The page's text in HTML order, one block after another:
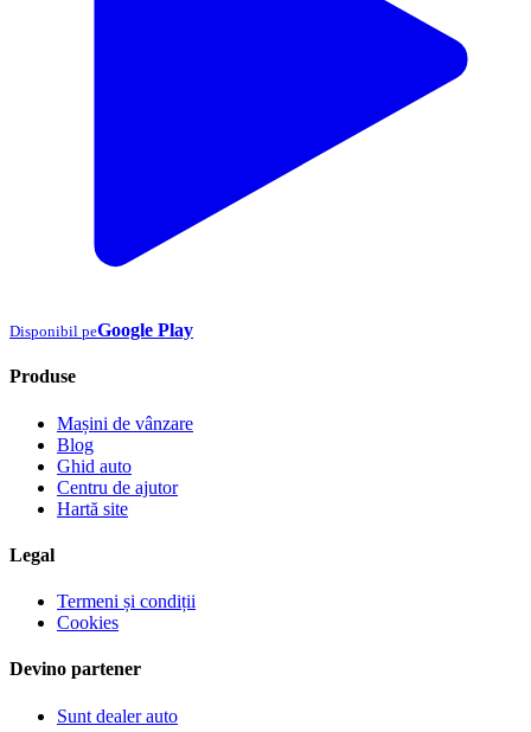
Disponibil peGoogle Play
Produse
Mașini de vânzare
Blog
Ghid auto
Centru de ajutor
Hartă site
Legal
Termeni și condiții
Cookies
Devino partener
Sunt dealer auto